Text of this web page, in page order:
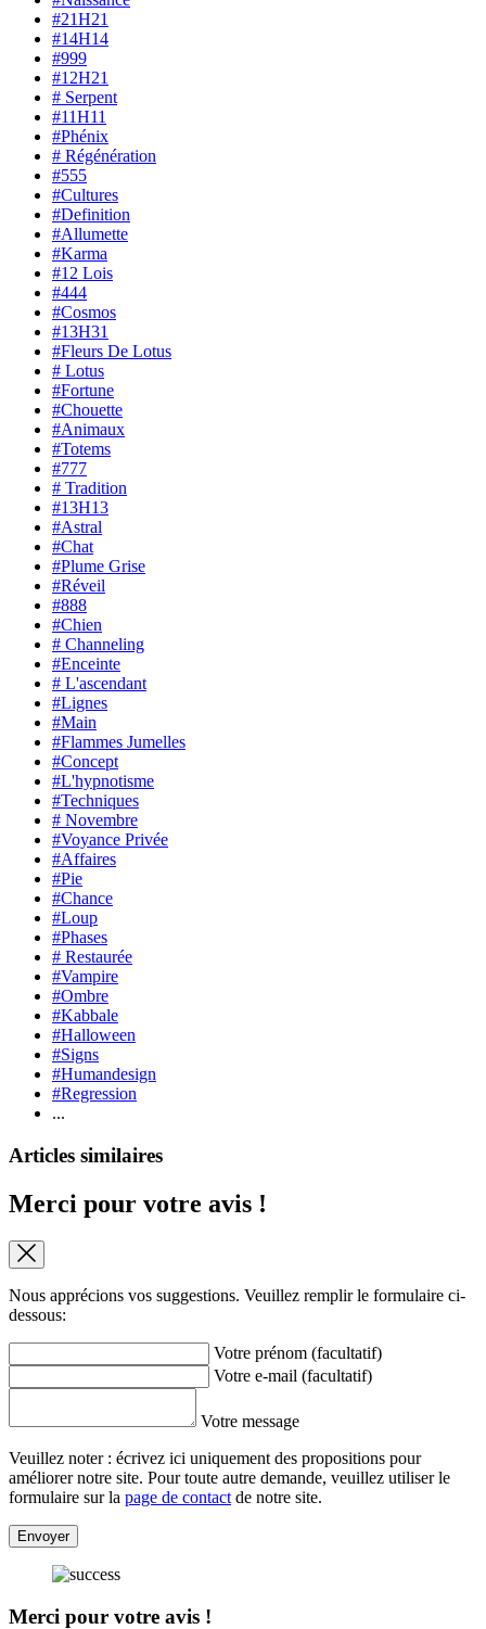
#21H21
#14H14
#999
#12H21
# Serpent
#11H11
#Phénix
# Régénération
#555
#Cultures
#Definition
#Allumette
#Karma
#12 Lois
#444
#Cosmos
#13H31
#Fleurs De Lotus
# Lotus
#Fortune
#Chouette
#Animaux
#Totems
#777
# Tradition
#13H13
#Astral
#Chat
#Plume Grise
#Réveil
#888
#Chien
# Channeling
#Enceinte
# L'ascendant
#Lignes
#Main
#Flammes Jumelles
#Concept
#L'hypnotisme
#Techniques
# Novembre
#Voyance Privée
#Affaires
#Pie
#Chance
#Loup
#Phases
# Restaurée
#Vampire
#Ombre
#Kabbale
#Halloween
#Signs
#Humandesign
#Regression
...
Articles similaires
Merci pour votre avis !
Nous apprécions vos suggestions. Veuillez remplir le formulaire ci-
dessous:
Votre prénom (facultatif)
Votre e-mail (facultatif)
Votre message
Veuillez noter : écrivez ici uniquement des propositions pour
améliorer notre site. Pour toute autre demande, veuillez utiliser le
formulaire sur la page de contact de notre site.
Envoyer
Merci pour votre avis !